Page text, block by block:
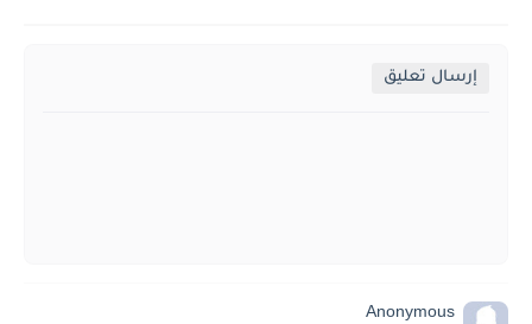
إرسال تعليق
Anonymous